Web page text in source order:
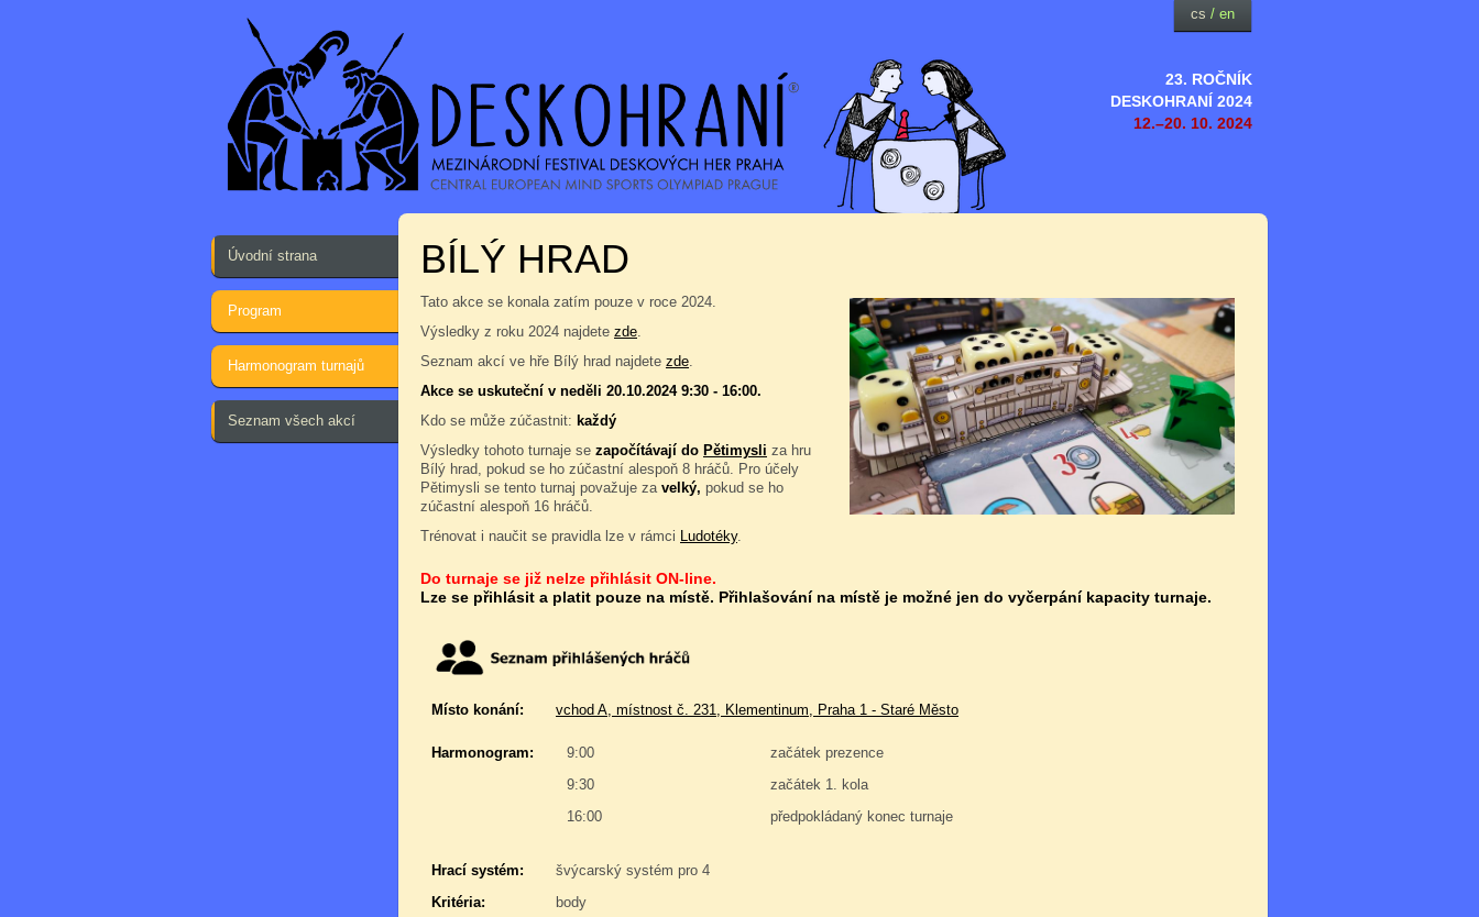
23. ROČNÍK
DESKOHRANÍ 2024
12.–20. 10. 2024
cs / en
Úvodní strana
Program
Harmonogram turnajů
Seznam všech akcí
BÍLÝ HRAD
Tato akce se konala zatím pouze v roce 2024.
Výsledky z roku 2024 najdete zde.
Seznam akcí ve hře Bílý hrad najdete zde.
Akce se uskuteční v neděli 20.10.2024 9:30 - 16:00.
Kdo se může zúčastnit: každý
Výsledky tohoto turnaje se započítávají do Pětimysli za hru
Bílý hrad, pokud se ho zúčastní alespoň 8 hráčů. Pro účely
Pětimysli se tento turnaj považuje za velký, pokud se ho
zúčastní alespoň 16 hráčů.
Trénovat i naučit se pravidla lze v rámci Ludotéky.
Do turnaje se již nelze přihlásit ON-line.
Lze se přihlásit a platit pouze na místě. Přihlašování na místě je možné jen do vyčerpání kapacity turnaje.
Místo konání: vchod A, místnost č. 231, Klementinum, Praha 1 - Staré Město
Harmonogram: 9:00
začátek prezence
9:30
začátek 1. kola
16:00
předpokládaný konec turnaje
Hrací systém:
švýcarský systém pro 4
Kritéria:
body